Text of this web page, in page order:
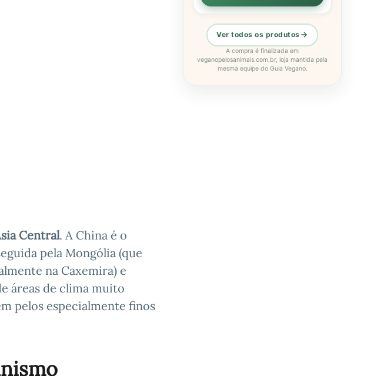
Central. A China é o
pela Mongólia (que
na Caxemira) e
áreas de clima muito
pelos especialmente finos
Ver todos os produtos
A compra é finalizada em
veganopelosanimais.com.br, loja mantida pela
mesma equipe do Guia Vegano.